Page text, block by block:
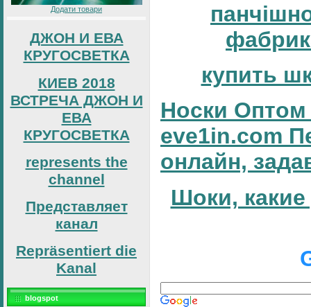
Додати товари
ДЖОН И ЕВА
КРУГОСВЕТКА
КИЕВ 2018
ВСТРЕЧА ДЖОН И
ЕВА
КРУГОСВЕТКА
represents the
channel
Представляет
канал
Repräsentiert die
Kanal
blogspot
купить
Носки Оптом
eve1in.com
онлайн,
Шоки, какие